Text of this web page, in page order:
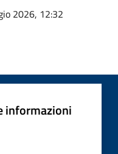
2026, 12:32
informazioni